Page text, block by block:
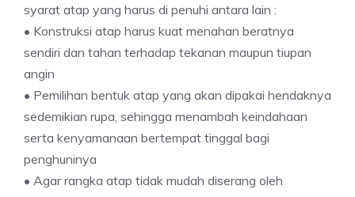
syarat atap yang harus di penuhi antara lain :
• Konstruksi atap harus kuat menahan beratnya
sendiri dan tahan terhadap tekanan maupun tiupan
angin
• Pemilihan bentuk atap yang akan dipakai hendaknya
sedemikian rupa, sehingga menambah keindahaan
serta kenyamanaan bertempat tinggal bagi
penghuninya
• Agar rangka atap tidak mudah diserang oleh